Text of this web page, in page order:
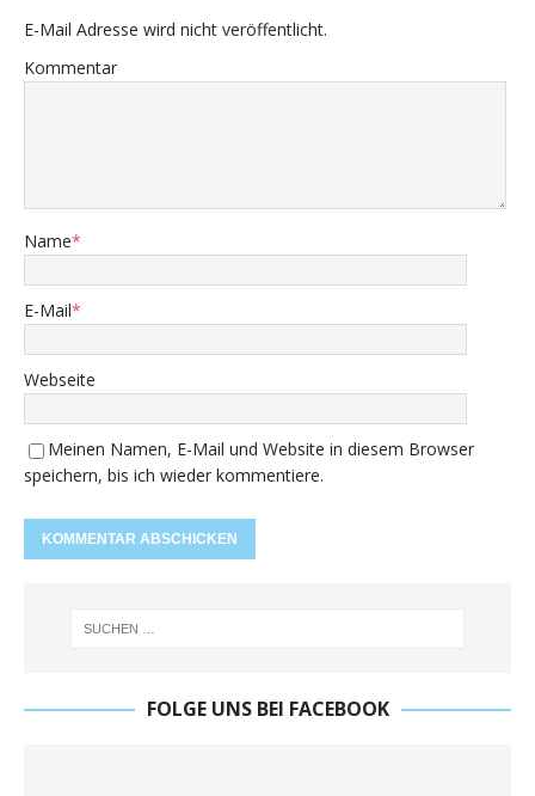
E-Mail Adresse wird nicht veröffentlicht.
Kommentar
Name*
E-Mail*
Webseite
Meinen Namen, E-Mail und Website in diesem Browser
speichern, bis ich wieder kommentiere.
FOLGE UNS BEI FACEBOOK